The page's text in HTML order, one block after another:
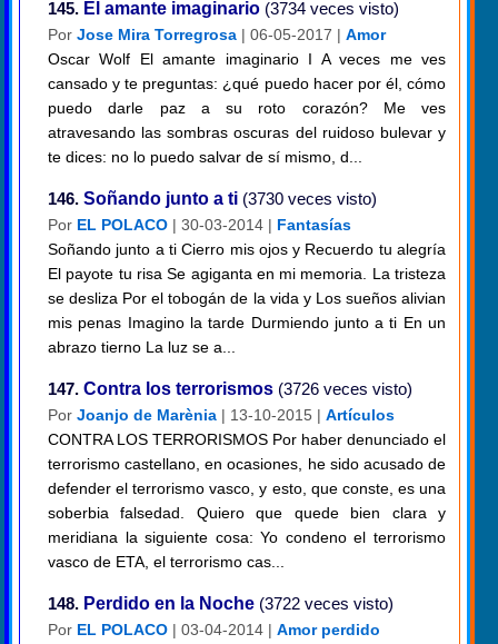
145. El amante imaginario (3734 veces visto)
Por Jose Mira Torregrosa | 06-05-2017 | Amor
Oscar Wolf El amante imaginario I A veces me ves
cansado y te preguntas: ¿qué puedo hacer por él, cómo
puedo darle paz a su roto corazón? Me ves
atravesando las sombras oscuras del ruidoso bulevar y
te dices: no lo puedo salvar de sí mismo, d...
146. Soñando junto a ti (3730 veces visto)
Por EL POLACO | 30-03-2014 | Fantasías
Soñando junto a ti Cierro mis ojos y Recuerdo tu alegría
El payote tu risa Se agiganta en mi memoria. La tristeza
se desliza Por el tobogán de la vida y Los sueños alivian
mis penas Imagino la tarde Durmiendo junto a ti En un
abrazo tierno La luz se a...
147. Contra los terrorismos (3726 veces visto)
Por Joanjo de Marènia | 13-10-2015 | Artículos
CONTRA LOS TERRORISMOS Por haber denunciado el
terrorismo castellano, en ocasiones, he sido acusado de
defender el terrorismo vasco, y esto, que conste, es una
soberbia falsedad. Quiero que quede bien clara y
meridiana la siguiente cosa: Yo condeno el terrorismo
vasco de ETA, el terrorismo cas...
148. Perdido en la Noche (3722 veces visto)
Por EL POLACO | 03-04-2014 | Amor perdido